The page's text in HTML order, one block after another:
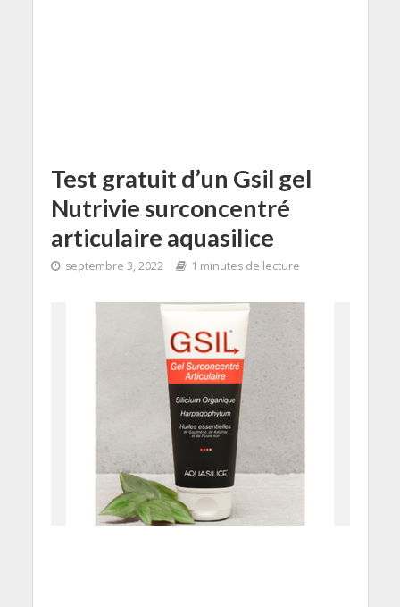
Test gratuit d’un Gsil gel
Nutrivie surconcentré
articulaire aquasilice
septembre 3, 2022 1 minutes de lecture